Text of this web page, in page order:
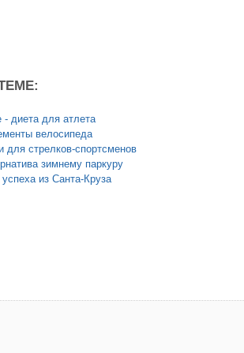
- диета для атлета
велосипеда
для стрелков-спортсменов
зимнему паркуру
из Санта-Круза